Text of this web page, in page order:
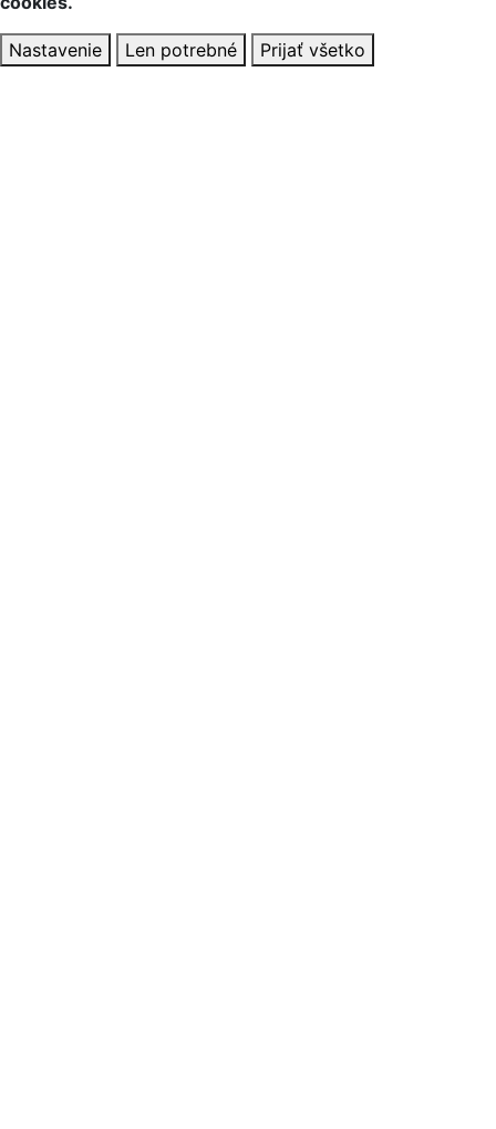
Nastavenie Len potrebné Prijať všetko